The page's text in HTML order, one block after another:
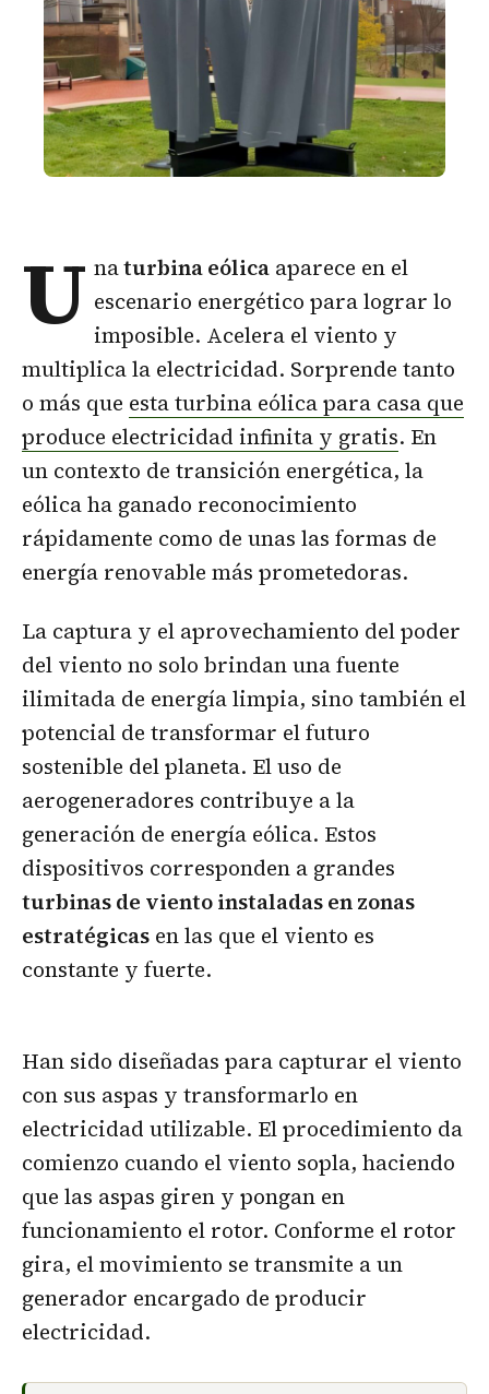
U naturbina eólica aparece en el
escenario energético para lograr lo
imposible. Acelera el viento y
multiplica la electricidad. Sorprende tanto
o más que esta turbina eólica para casa que
produce electricidad infinita y gratis. En
un contexto de transición energética, la
eólica ha ganado reconocimiento
rápidamente como de unas las formas de
energía renovable más prometedoras.
La captura y el aprovechamiento del poder
del viento no solo brindan una fuente
ilimitada de energía limpia, sino también el
potencial de transformar el futuro
sostenible del planeta. El uso de
aerogeneradores contribuye a la
generación de energía eólica. Estos
dispositivos corresponden a grandes
turbinas de viento instaladas en zonas
estratégicas en las que el viento es
constante y fuerte.
Han sido diseñadas para capturar el viento
con sus aspas y transformarlo en
electricidad utilizable. El procedimiento da
comienzo cuando el viento sopla, haciendo
que las aspas giren y pongan en
funcionamiento el rotor. Conforme el rotor
gira, el movimiento se transmite a un
generador encargado de producir
electricidad.